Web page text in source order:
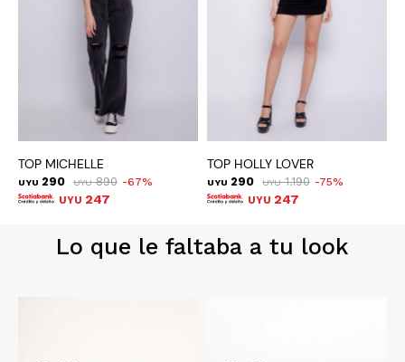
TOP MICHELLE
UYU 290 UYU 890 67
UYU 247
TOP HOLLY LOVER
UYU 290 UYU 1.190 75
UYU 247
Lo que le faltaba a tu look